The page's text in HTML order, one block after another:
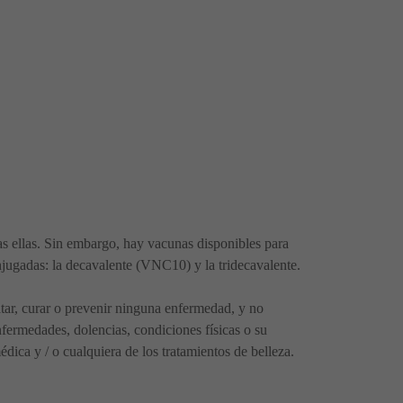
ellas. Sin embargo, hay vacunas disponibles para
la decavalente (VNC10) y la tridecavalente.
curar o prevenir ninguna enfermedad, y no
dolencias, condiciones físicas o su
y / o cualquiera de los tratamientos de belleza.